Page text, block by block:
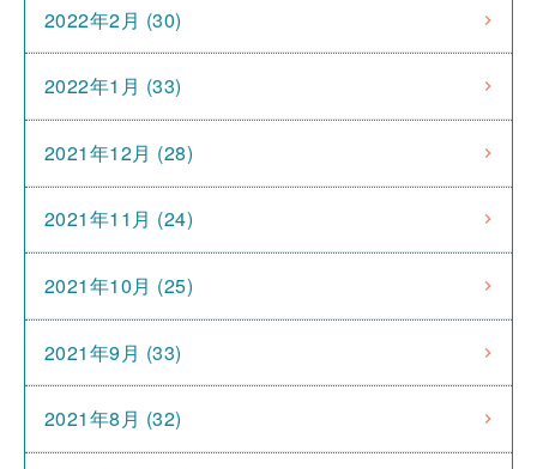
2022年2月 (30)
2022年1月 (33)
2021年12月 (28)
2021年11月 (24)
2021年10月 (25)
2021年9月 (33)
2021年8月 (32)